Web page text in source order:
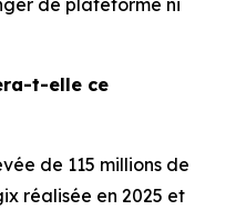
t-elle ce
de 115 millions de
réalisée en 2025 et